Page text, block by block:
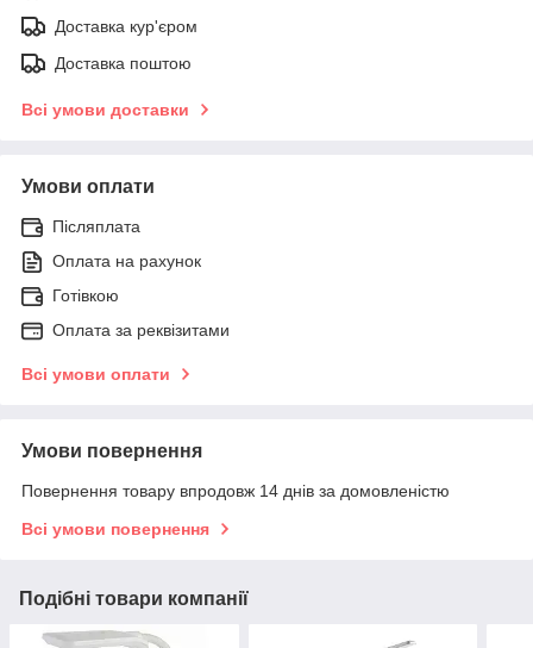
Доставка кур'єром
Доставка поштою
Всі умови доставки
Умови оплати
Післяплата
Оплата на рахунок
Готівкою
Оплата за реквізитами
Всі умови оплати
Умови повернення
Повернення товару впродовж 14 днів за домовленістю
Всі умови повернення
Подібні товари компанії